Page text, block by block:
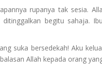
rupanya tak sesia.
ditinggalkan begitu sahaja.
suka bersedekah! Aku
Allah kepada orang